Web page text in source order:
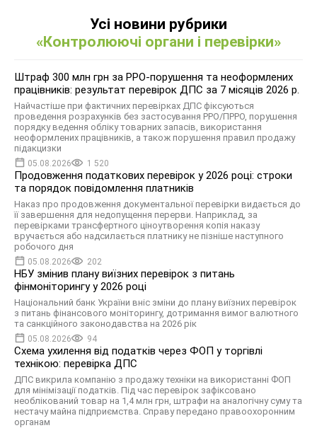
Усі новини рубрики
«Контролюючі органи і перевірки»
Штраф 300 млн грн за РРО-порушення та неоформлених
працівників: результат перевірок ДПС за 7 місяців 2026 р.
Найчастіше при фактичних перевірках ДПС фіксуються
проведення розрахунків без застосування РРО/ПРРО, порушення
порядку ведення обліку товарних запасів, використання
неоформлених працівників, а також порушення правил продажу
підакцизки
05.08.2026 1 520
Продовження податкових перевірок у 2026 році: строки
та порядок повідомлення платників
Наказ про продовження документальної перевірки видається до
її завершення для недопущення перерви. Наприклад, за
перевірками трансфертного ціноутворення копія наказу
вручається або надсилається платнику не пізніше наступного
робочого дня
05.08.2026 202
НБУ змінив плану виїзних перевірок з питань
фінмоніторингу у 2026 році
Національний банк України вніс зміни до плану виїзних перевірок
з питань фінансового моніторингу, дотримання вимог валютного
та санкційного законодавства на 2026 рік
05.08.2026 94
Схема ухилення від податків через ФОП у торгівлі
технікою: перевірка ДПС
ДПС викрила компанію з продажу техніки на використанні ФОП
для мінімізації податків. Під час перевірок зафіксовано
необлікований товар на 1,4 млн грн, штрафи на аналогічну суму та
нестачу майна підприємства. Справу передано правоохоронним
органам